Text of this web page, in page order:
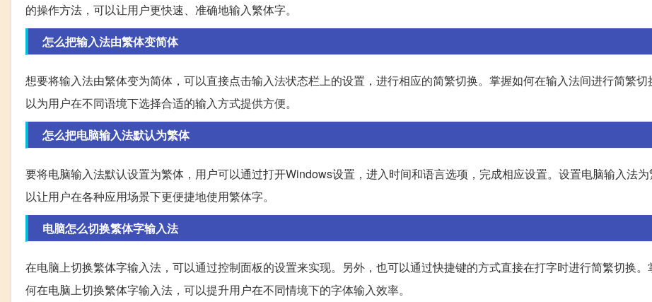
的操作方法，可以让用户更快速、准确地输入繁体字。
怎么把输入法由繁体变简体
想要将输入法由繁体变为简体，可以直接点击输入法状态栏上的设置，进行相应的简繁切换。掌握如何在输入法间进行简繁切
以为用户在不同语境下选择合适的输入方式提供方便。
怎么把电脑输入法默认为繁体
要将电脑输入法默认设置为繁体，用户可以通过打开Windows设置，进入时间和语言选项，完成相应设置。设置电脑输入法
以让用户在各种应用场景下更便捷地使用繁体字。
电脑怎么切换繁体字输入法
在电脑上切换繁体字输入法，可以通过控制面板的设置来实现。另外，也可以通过快捷键的方式直接在打字时进行简繁切换。
何在电脑上切换繁体字输入法，可以提升用户在不同情境下的字体输入效率。